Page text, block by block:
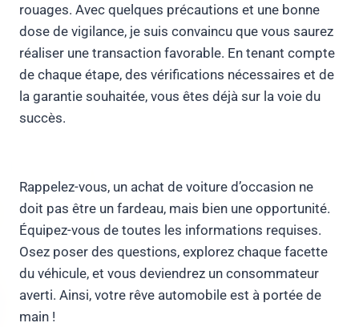
rouages. Avec quelques précautions et une bonne
dose de vigilance, je suis convaincu que vous saurez
réaliser une transaction favorable. En tenant compte
de chaque étape, des vérifications nécessaires et de
la garantie souhaitée, vous êtes déjà sur la voie du
succès.
Rappelez-vous, un achat de voiture d’occasion ne
doit pas être un fardeau, mais bien une opportunité.
Équipez-vous de toutes les informations requises.
Osez poser des questions, explorez chaque facette
du véhicule, et vous deviendrez un consommateur
averti. Ainsi, votre rêve automobile est à portée de
main !